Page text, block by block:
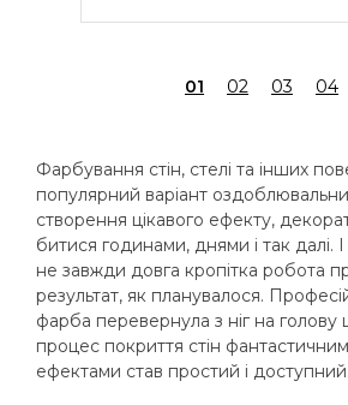
01 02 03 04
Фарбування стін, стелі та інших
популярний варіант
створення цікавого ефекту,
битися годинами, днями і так
не завжди довга кропітка робота
результат, як планувалося.
фарба перевернула з ніг на голову
процес покриття стін
ефектами став простий і доступний.